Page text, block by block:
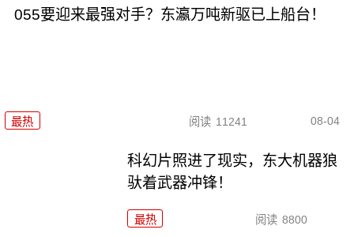
055要迎来最强对手？东瀛万吨新驱已上船台！
最热 阅读 11241 08-04
科幻片照进了现实，东大机器狼
驮着武器冲锋！
最热 阅读 8800